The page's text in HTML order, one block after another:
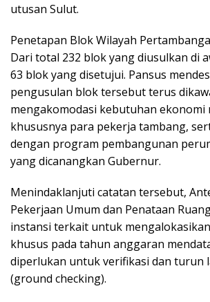
utusan Sulut.
Penetapan Blok Wilayah
Dari total 232 blok yang diusulkan di
63 blok yang disetujui. Pansus
pengusulan blok tersebut terus
mengakomodasi kebutuhan ekonomi
khususnya para pekerja tambang,
dengan program pembangunan
yang dicanangkan Gubernur.
Menindaklanjuti catatan tersebut,
Pekerjaan Umum dan Penataan
instansi terkait untuk
khusus pada tahun anggaran
diperlukan untuk verifikasi dan turun
(ground checking).